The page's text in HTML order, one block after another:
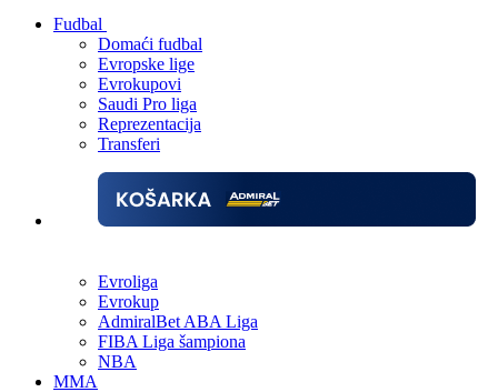
Fudbal
Domaći fudbal
Evropske lige
Evrokupovi
Saudi Pro liga
Reprezentacija
Transferi
Evroliga
Evrokup
AdmiralBet ABA Liga
FIBA Liga šampiona
NBA
MMA